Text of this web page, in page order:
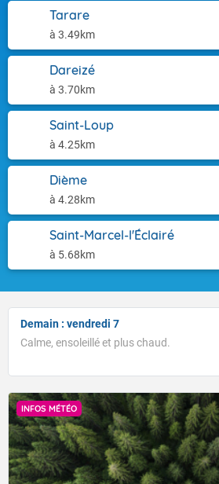
Tarare
à 3.49km
Dareizé
à 3.70km
Saint-Loup
à 4.25km
Dième
à 4.28km
Saint-Marcel-l'Éclairé
à 5.68km
Demain : vendredi 7
Calme, ensoleillé et plus chaud.
INFOS MÉTÉO